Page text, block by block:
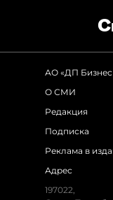
АО «ДП Бизнес
О СМИ
Редакция
Подписка
Реклама в
Адрес
197022,